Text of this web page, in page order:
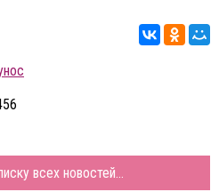
всех новостей...